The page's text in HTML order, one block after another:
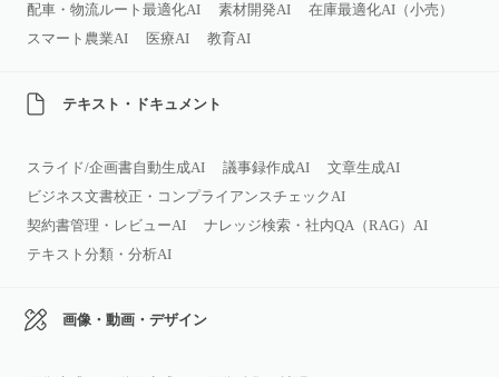
配車・物流ルート最適化AI
素材開発AI
在庫最適化AI（小売）
スマート農業AI
医療AI 教育AI
テキスト・ドキュメント
スライド/企画書自動生成AI 議事録作成AI
文章生成AI
ビジネス文書校正・コンプライアンスチェックAI
契約書管理・レビューAI
ナレッジ検索・社内QA（RAG）AI
テキスト分類・分析AI
画像・動画・デザイン